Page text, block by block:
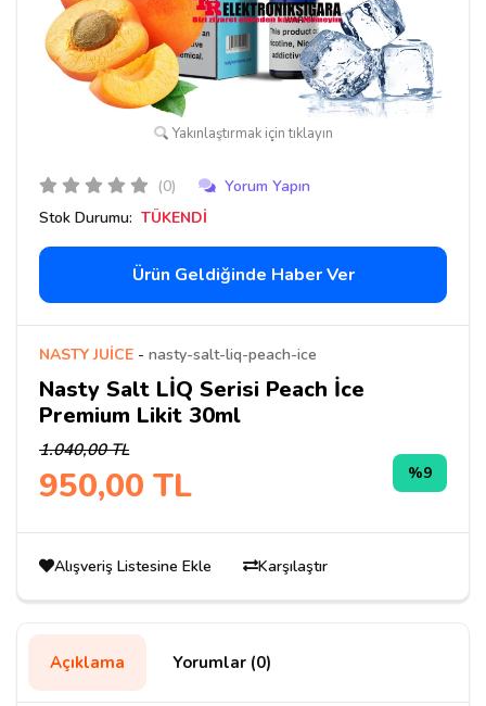
Yakınlaştırmak için tıklayın
(0)
Yorum Yapın
Stok Durumu: TÜKENDİ
Ürün Geldiğinde Haber Ver
NASTY JUİCE - nasty-salt-liq-peach-ice
Nasty Salt LİQ Serisi Peach İce
Premium Likit 30ml
1.040,00 TL
950,00 TL %9
Alışveriş Listesine Ekle Karşılaştır
Açıklama Yorumlar (0)